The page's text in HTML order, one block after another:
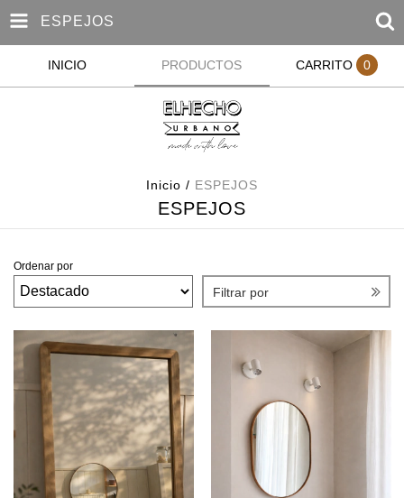
ESPEJOS
INICIO PRODUCTOS CARRITO 0
Inicio / ESPEJOS
ESPEJOS
Ordenar por
Filtrar por